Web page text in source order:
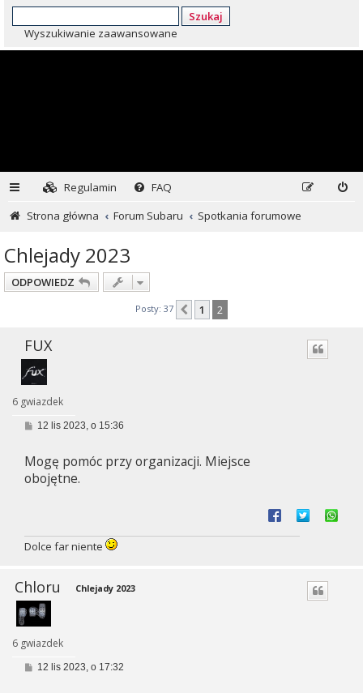
Szukaj
Wyszukiwanie zaawansowane
Regulamin
FAQ
Strona główna
Forum Subaru Spotkania forumowe
Chlejady 2023
ODPOWIEDZ
Posty: 37 Poprzednia
1 2
FUX
6 gwiazdek
P
t
12 lis 2023, o 15:36
Mogę pomóc przy organizacji. Miejsce
obojętne.
Dolce far niente
Chloru
6 gwiazdek
Chlejady 2023
P12 lis 2023, o 17:32